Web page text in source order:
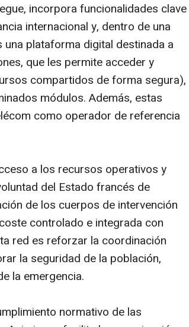
incorpora funcionalidades clave
internacional y, dentro de una
plataforma digital destinada a
que les permite acceder y
compartidos de forma segura),
módulos. Además, estas
como operador de referencia
a los recursos operativos y
del Estado francés de
de los cuerpos de intervención
controlado e integrada con
red es reforzar la coordinación
la seguridad de la población,
la emergencia.
normativo de las